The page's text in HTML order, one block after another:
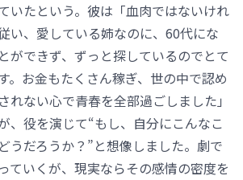
いたという。彼は「血肉ではないけれ
い、愛している姉なのに、60代にな
ができず、ずっと探しているのでとて
。お金もたくさん稼ぎ、世の中で認め
れない心で青春を全部過ごしました」
、役を演じて“もし、自分にこんなこ
うだろうか？”と想像しました。劇で
ていくが、現実ならその感情の密度を